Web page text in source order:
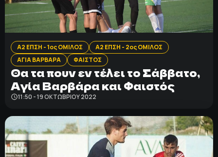
Α2 ΕΠΣΗ - 1ος ΟΜΙΛΟΣ
Α2 ΕΠΣΗ - 2ος ΟΜΙΛΟΣ
ΑΓΙΑ ΒΑΡΒΑΡΑ
ΦΑΙΣΤΟΣ
Θα τα πουν εν τέλει το Σάββατο,
Αγία Βαρβάρα και Φαιστός
11:50 - 19 ΟΚΤΩΒΡΊΟΥ 2022